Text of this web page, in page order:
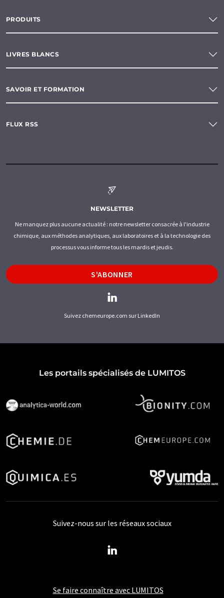
PRODUITS
LIVRES BLANCS
SAVOIR ET FORMATION
FLUX RSS
NEWSLETTER
Ne manquez plus aucune actualité : notre newsletter consacrée à l'industrie
chimique, aux méthodes analytiques, aux laboratoires et à la technologie des
processus vous informe tous les mardis et jeudis.
S'ABONNER
Suivez chemeurope.com sur LinkedIn
Les portails spécialisés de LUMITOS
Se faire connaître avec LUMITOS
Suivez-nous sur les réseaux sociaux